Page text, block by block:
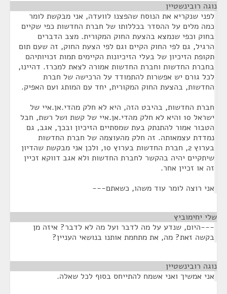
נוגה רובינשטיין
לפני שנקריא את הנוסח שהפצנו לוועדה, אני מבקשת לומר
כמה מלים על ההסדר בכללותו של חברת החדשות כפי שקיים
בחוק וכפי שנמצא בהצעת החוק המקורית. מצב הדברים
הרגיל, גם לפי החוק הקיים וגם לפי הצעת החוק, זה שעם תום
תקופת הזיכיון של בעלי הזיכיונות הקיימים תמות זכויותיהם
בחברת החדשות וחברת החדשות אמורה לצאת למכרז. דהיינו,
לכל גורם יש אפשרות להתמודד על הרכישה של חברת
החדשות, בהצעת החוק המקורית, יחד עם המותג ועם האפיק.
חברת החדשות, בהיבט הזה, היא לא חלק מהדי.אן.איי של
ישראל 10 והיא לא חלק מהדי.אן.איי של קשת ושל רשת, חבל
הטבור אמור להתנתק בעת שמסתיים הזיכיון ובכך, אגב, גם
נמדדת עצמאותה. זה חלק מהעוצמה של חברת החדשות
בערוץ 2, חברת החדשות בערוץ 10, ולכן אני מבקשת שהדיון
שיתקיים יהיה בהקשר לחברת החדשות ולא אגב דווקא זכיין
זה או זכיין אחר.
אני רוצה לומר עוד משהו, כשאתם---
שלי יחימוביץ
---היום, שנדע על מה לדבר ועל מה לא לדבר? איזה מן
בקשה זאת? מה, את מתחמת אותנו בנושאי העניין?
נוגה רובינשטיין
אני אמשיך ואני אשמח להתייחס בסוף לכל שאלה.